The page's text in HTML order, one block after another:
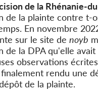
de la Rhénanie-
de la plainte contre t-
En novembre
sur le site de noyb
de la DPA qu'elle
observations
finalement rendu une
de la plainte.